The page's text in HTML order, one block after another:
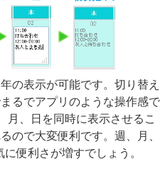
の表示が可能です。切り替え
るでアプリのような操作感で
月、日を同時に表示させるこ
ので大変便利です。週、月、
便利さが増すでしょう。